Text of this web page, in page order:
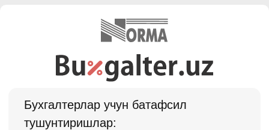
Бухгалтерлар учун батафсил
тушунтиришлар: